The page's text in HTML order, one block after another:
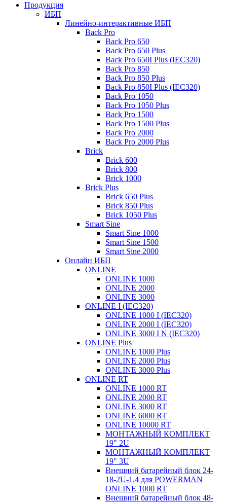
Продукция
ИБП
Линейно-интерактивные ИБП
Back Pro
Back Pro 650
Back Pro 650 Plus
Back Pro 650I Plus (IEC320)
Back Pro 850
Back Pro 850 Plus
Back Pro 850I Plus (IEC320)
Back Pro 1050
Back Pro 1050 Plus
Back Pro 1500
Back Pro 1500 Plus
Back Pro 2000
Back Pro 2000 Plus
Brick
Brick 600
Brick 800
Brick 1000
Brick Plus
Brick 650 Plus
Brick 850 Plus
Brick 1050 Plus
Smart Sine
Smart Sine 1000
Smart Sine 1500
Smart Sine 2000
Онлайн ИБП
ONLINE
ONLINE 1000
ONLINE 2000
ONLINE 3000
ONLINE I (IEC320)
ONLINE 1000 I (IEC320)
ONLINE 2000 I (IEC320)
ONLINE 3000 I N (IEC320)
ONLINE Plus
ONLINE 1000 Plus
ONLINE 2000 Plus
ONLINE 3000 Plus
ONLINE RT
ONLINE 1000 RT
ONLINE 2000 RT
ONLINE 3000 RT
ONLINE 6000 RT
ONLINE 10000 RT
МОНТАЖНЫЙ КОМПЛЕКТ
19" 2U
МОНТАЖНЫЙ КОМПЛЕКТ
19" 3U
Внешний батарейный блок 24-
18-2U-1.4 для POWERMAN
ONLINE 1000 RT
Внешний батарейный блок 48-